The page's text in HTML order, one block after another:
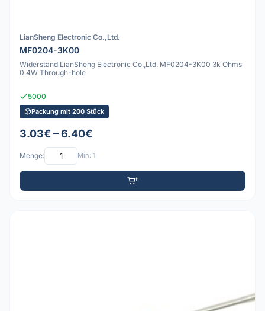
LianSheng Electronic Co.,Ltd.
MF0204-3K00
Widerstand LianSheng Electronic Co.,Ltd. MF0204-3K00 3k Ohms
0.4W Through-hole
5000
Packung mit 200 Stück
3.03€ – 6.40€
Menge: Min: 1